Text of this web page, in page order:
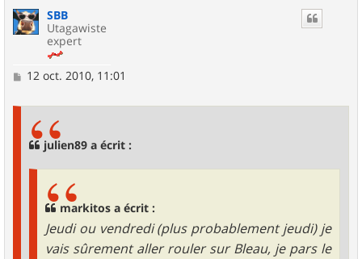
SBB
Utagawiste
expert
M12 oct. 2010, 11:01
julien89 a écrit :
markitos a écrit :
Jeudi ou vendredi (plus probablement jeudi) je
vais sûrement aller rouler sur Bleau, je pars le